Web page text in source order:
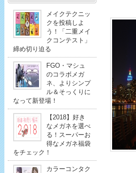
メイクテクニッ
クを投稿しよ
う！「二重メイ
クコンテスト」
締め切り迫る
FGO・マシュ
のコラボメガ
ネ、よりシンプ
ル＆そっくりに
なって新登場！
【2018】好き
なメガネを選べ
る！スーパーお
得なメガネ福袋
をチェック！
カラーコンタク